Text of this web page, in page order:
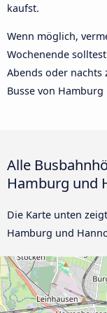
kaufst.
Wenn möglich,
Wochenende
Abends oder nachts
Busse von
Alle
Hamburg und
Die Karte unten
Hamburg und